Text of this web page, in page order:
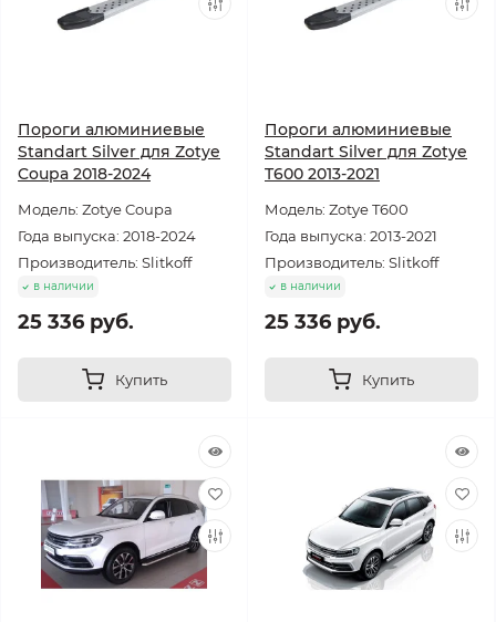
Пороги алюминиевые
Standart Silver для Zotye
Coupa 2018-2024
Модель: Zotye Coupa
Года выпуска: 2018-2024
Производитель: Slitkoff
в наличии
25 336 руб.
Купить
Пороги алюминиевые
Standart Silver для Zotye
T600 2013-2021
Модель: Zotye T600
Года выпуска: 2013-2021
Производитель: Slitkoff
в наличии
25 336 руб.
Купить